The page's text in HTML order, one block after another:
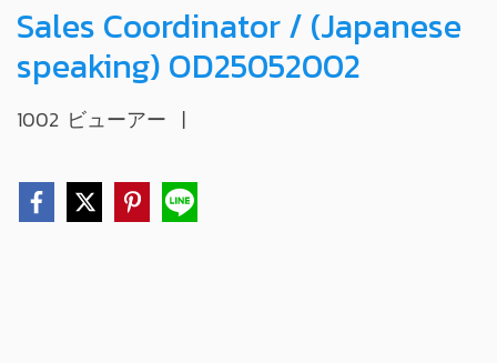
Sales Coordinator / (Japanese
speaking) OD25052002
1002 ビューアー |